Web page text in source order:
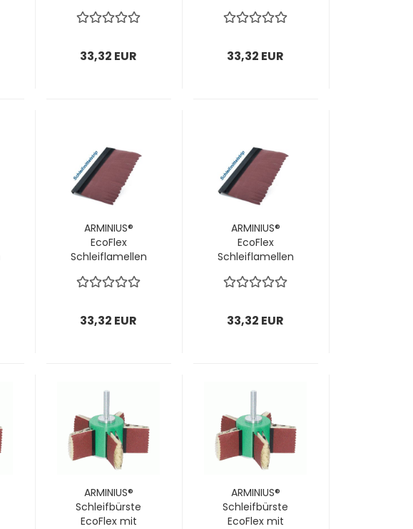
Schleifbürsten
1 VPE = 28 Stück
33,32 EUR
Schleifbürsten
1 VPE = 28 Stück
33,32 EUR
ARMINIUS®
EcoFlex
Schleiflamellen
Schleifbürsten
P240; 1 VPE = 28
Stück
33,32 EUR
ARMINIUS®
EcoFlex
Schleiflamellen
Schleifbürsten
P280; 1 VPE = 28
Stück
33,32 EUR
ARMINIUS®
Schleifbürste
EcoFlex mit
ARMINIUS®
Schleifbürste
EcoFlex mit